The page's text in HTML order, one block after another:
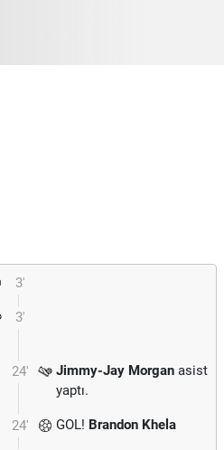
3'
3'
24' Jimmy-Jay Morgan asist
yaptı.
24' GOL! Brandon Khela